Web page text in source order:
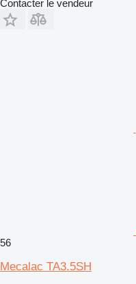
Contacter le vendeur
56
Mecalac TA3.5SH